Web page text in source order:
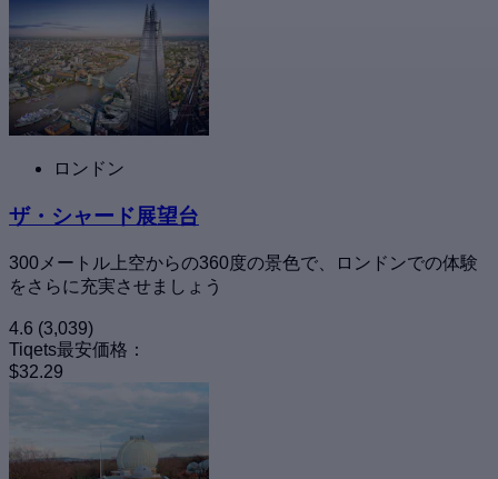
ロンドン
ザ・シャード展望台
300メートル上空からの360度の景色で、ロンドンでの体験
をさらに充実させましょう
4.6 (3,039)
Tiqets最安価格：
$32.29